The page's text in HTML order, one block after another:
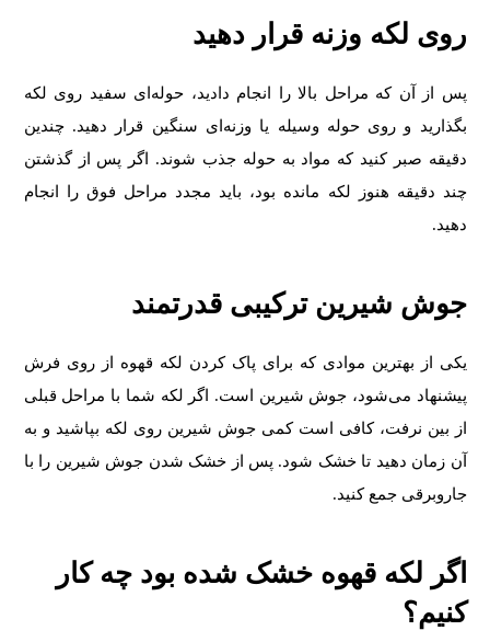
روی لکه وزنه قرار دهید
پس از آن که مراحل بالا را انجام دادید، حوله‌ای سفید روی لکه
بگذارید و روی حوله وسیله‌ یا وزنه‌ای سنگین قرار دهید. چندین
دقیقه صبر کنید که مواد به حوله جذب شوند. اگر پس از گذشتن
چند دقیقه هنوز لکه مانده بود، باید مجدد مراحل فوق را انجام
دهید.
جوش شیرین ترکیبی قدرتمند
یکی از بهترین موادی که برای پاک کردن لکه قهوه از روی فرش
پیشنهاد می‌شود، جوش شیرین است. اگر لکه شما با مراحل قبلی
از بین نرفت، کافی است کمی جوش شیرین روی لکه بپاشید و به
آن زمان دهید تا خشک شود. پس از خشک شدن جوش شیرین را با
جاروبرقی جمع کنید.
اگر لکه قهوه خشک شده بود چه کار
کنیم؟